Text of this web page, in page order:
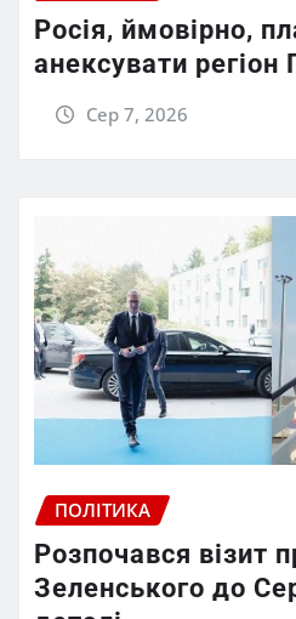
Росія, ймовірно,
анексувати регіон
Сер 7, 2026
ПОЛІТИКА
Розпочався візит
Зеленського до